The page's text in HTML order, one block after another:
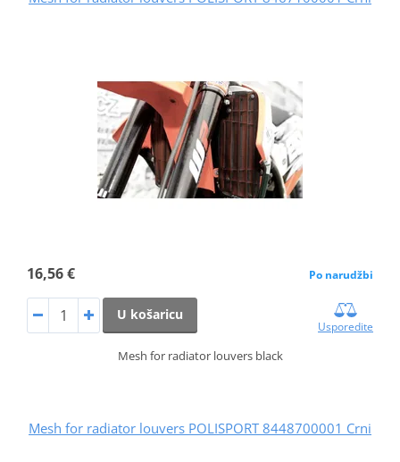
16,56 € Po narudžbi
U košaricu
Usporedite
Mesh for radiator louvers black
Mesh for radiator louvers POLISPORT 8448700001 Crni